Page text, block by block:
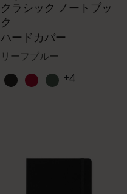
クラシック ノートブッ
ク
ハードカバー
リーフブルー
+4